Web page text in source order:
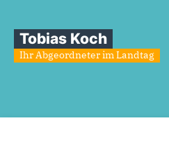
Tobias Koch
Ihr Abgeordneter im Landtag
Sie sind hier
DieAnsiedlungvon
gelingen...